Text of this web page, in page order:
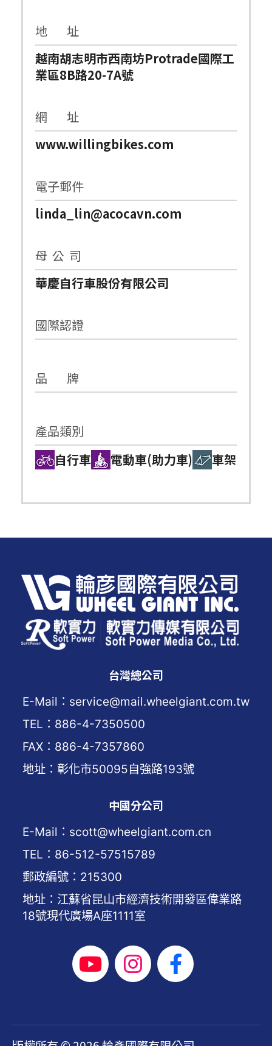
地 址
越南胡志明市西南坊Protrade國際工
業區8B路20-7A號
網 址
www.willingbikes.com
電子郵件
linda_lin@acocavn.com
母 公 司
華慶自行車股份有限公司
國際認證
品 牌
產品類別
自行車
電動車(助力車) 車架
台灣總公司
E-Mail：service@mail.wheelgiant.com.tw
TEL：886-4-7350500
FAX：886-4-7357860
地址：彰化市50095自強路193號
中國分公司
E-Mail：scott@wheelgiant.com.cn
TEL：86-512-57515789
郵政編號：215300
地址：江蘇省昆山市經濟技術開發區偉業路
18號現代廣場A座1111室